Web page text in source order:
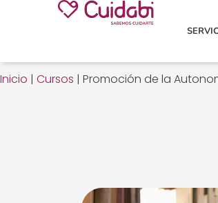
Inicio | Cursos | Promoción de la